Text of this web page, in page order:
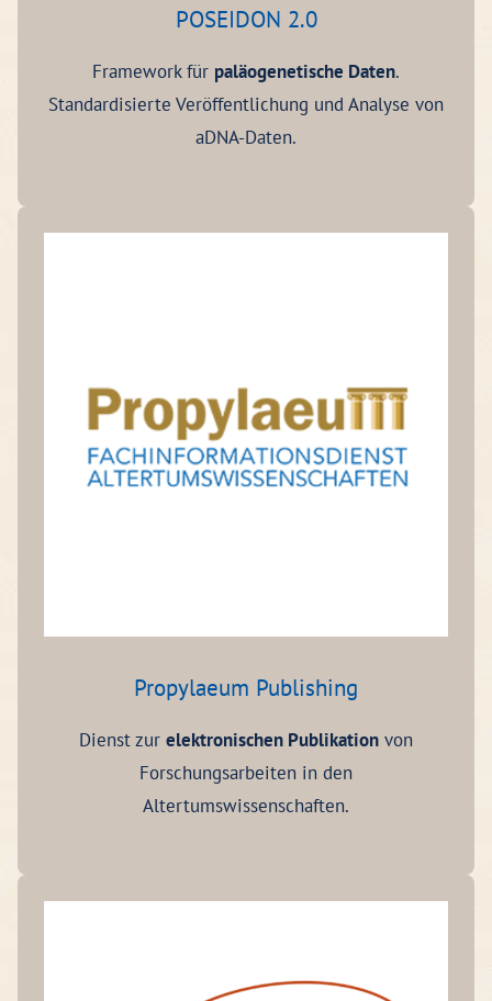
POSEIDON 2.0
Framework für paläogenetische Daten.
Standardisierte Veröffentlichung und Analyse von
aDNA-Daten.
Propylaeum Publishing
Dienst zur elektronischen Publikation von
Forschungsarbeiten in den
Altertumswissenschaften.